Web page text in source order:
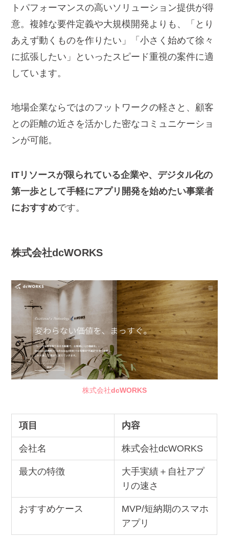
トパフォーマンスの高いソリューション提供が得
意。複雑な要件定義や大規模開発よりも、「とり
あえず動くものを作りたい」「小さく始めて徐々
に拡張したい」といったスピード重視の案件に適
しています。
地場企業ならではのフットワークの軽さと、顧客
との距離の近さを活かした密なコミュニケーショ
ンが可能。
ITリソースが限られている企業や、デジタル化の
第一歩として手軽にアプリ開発を始めたい事業者
におすすめです。
株式会社dcWORKS
株式会社dcWORKS
項目 内容
会社名 株式会社dcWORKS
最大の特徴
大手実績＋自社アプ
リの速さ
おすすめケース
MVP/短納期のスマホ
アプリ